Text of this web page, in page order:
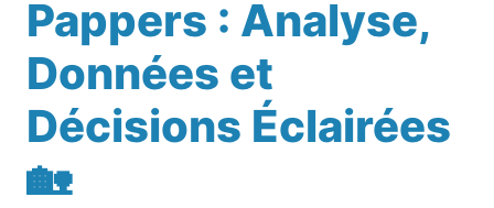
Pappers : Analyse,
Données et
Décisions Éclairées
🏡